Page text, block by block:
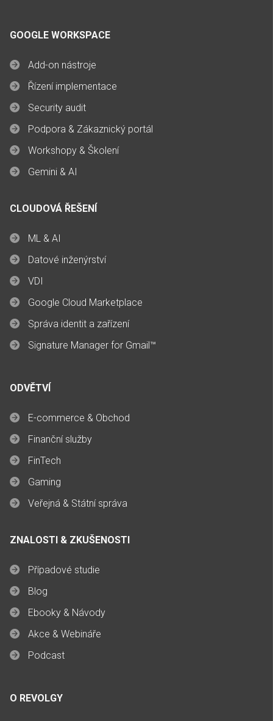
GOOGLE WORKSPACE
Add-on nástroje
Řízení implementace
Security audit
Podpora & Zákaznický portál
Workshopy & Školení
Gemini & AI
CLOUDOVÁ ŘEŠENÍ
ML & AI
Datové inženýrství
VDI
Google Cloud Marketplace
Správa identit a zařízení
Signature Manager for Gmail™
ODVĚTVÍ
E-commerce & Obchod
Finanční služby
FinTech
Gaming
Veřejná & Státní správa
ZNALOSTI & ZKUŠENOSTI
Případové studie
Blog
Ebooky & Návody
Akce & Webináře
Podcast
O REVOLGY